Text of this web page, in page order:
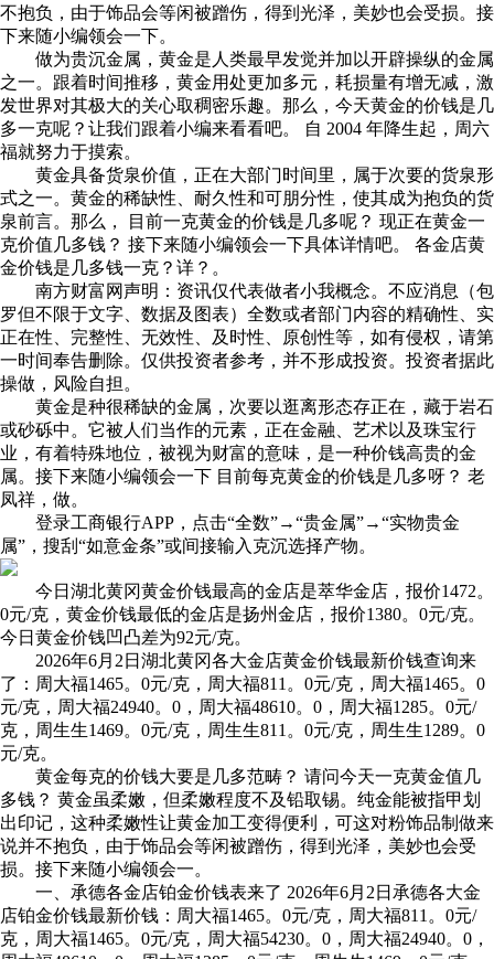
不抱负，由于饰品会等闲被蹭伤，得到光泽，美妙也会受损。接
下来随小编领会一下。
做为贵沉金属，黄金是人类最早发觉并加以开辟操纵的金属
之一。跟着时间推移，黄金用处更加多元，耗损量有增无减，激
发世界对其极大的关心取稠密乐趣。那么，今天黄金的价钱是几
多一克呢？让我们跟着小编来看看吧。 自 2004 年降生起，周六
福就努力于摸索。
黄金具备货泉价值，正在大部门时间里，属于次要的货泉形
式之一。黄金的稀缺性、耐久性和可朋分性，使其成为抱负的货
泉前言。那么， 目前一克黄金的价钱是几多呢？ 现正在黄金一
克价值几多钱？ 接下来随小编领会一下具体详情吧。 各金店黄
金价钱是几多钱一克？详？。
南方财富网声明：资讯仅代表做者小我概念。不应消息（包
罗但不限于文字、数据及图表）全数或者部门内容的精确性、实
正在性、完整性、无效性、及时性、原创性等，如有侵权，请第
一时间奉告删除。仅供投资者参考，并不形成投资。投资者据此
操做，风险自担。
黄金是种很稀缺的金属，次要以逛离形态存正在，藏于岩石
或砂砾中。它被人们当作的元素，正在金融、艺术以及珠宝行
业，有着特殊地位，被视为财富的意味，是一种价钱高贵的金
属。接下来随小编领会一下 目前每克黄金的价钱是几多呀？ 老
凤祥，做。
登录工商银行APP，点击“全数”→“贵金属”→“实物贵金
属”，搜刮“如意金条”或间接输入克沉选择产物。
今日湖北黄冈黄金价钱最高的金店是萃华金店，报价1472。
0元/克，黄金价钱最低的金店是扬州金店，报价1380。0元/克。
今日黄金价钱凹凸差为92元/克。
2026年6月2日湖北黄冈各大金店黄金价钱最新价钱查询来
了：周大福1465。0元/克，周大福811。0元/克，周大福1465。0
元/克，周大福24940。0，周大福48610。0，周大福1285。0元/
克，周生生1469。0元/克，周生生811。0元/克，周生生1289。0
元/克。
黄金每克的价钱大要是几多范畴？ 请问今天一克黄金值几
多钱？ 黄金虽柔嫩，但柔嫩程度不及铅取锡。纯金能被指甲划
出印记，这种柔嫩性让黄金加工变得便利，可这对粉饰品制做来
说并不抱负，由于饰品会等闲被蹭伤，得到光泽，美妙也会受
损。接下来随小编领会一。
一、承德各金店铂金价钱表来了 2026年6月2日承德各大金
店铂金价钱最新价钱：周大福1465。0元/克，周大福811。0元/
克，周大福1465。0元/克，周大福54230。0，周大福24940。0，